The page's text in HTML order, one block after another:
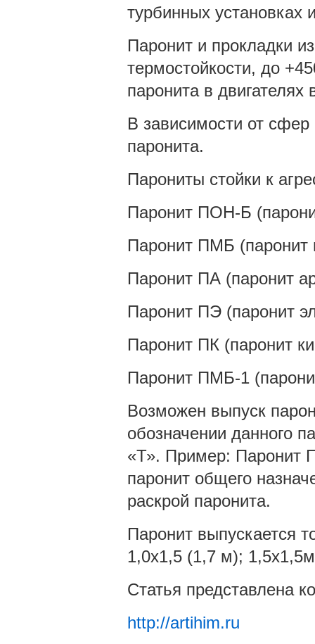
турбинных установках
Паронит и прокладки
термостойкости, до
паронита в двигателях
В зависимости от
паронита.
Парониты стойки к
Паронит ПОН-Б
Паронит ПМБ (паронит
Паронит ПА (паронит
Паронит ПЭ (паронит
Паронит ПК (паронит
Паронит ПМБ-1
Возможен выпуск
обозначении данного
«Т». Пример: Паронит
паронит общего
раскрой паронита.
Паронит выпускается
1,0х1,5 (1,7 м);
Статья
http://artihim.ru